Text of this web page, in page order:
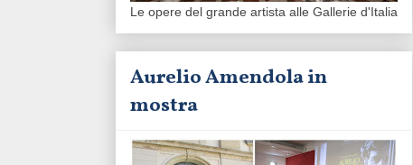
Le opere del grande artista alle Gallerie d'Italia
Aurelio Amendola in
mostra